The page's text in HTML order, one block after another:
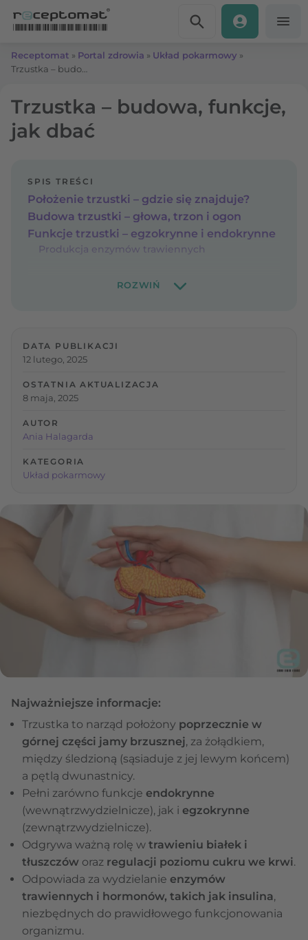
Receptomat » Portal zdrowia » Układ pokarmowy »
Trzustka – budowa, funkcje,
jak dbać
SPIS TREŚCI
Położenie trzustki – gdzie się znajduje?
Budowa trzustki – głowa, trzon i ogon
Funkcje trzustki – egzokrynne i endokrynne
Produkcja enzymów trawiennych
DATA PUBLIKACJI
12 lutego, 2025
OSTATNIA AKTUALIZACJA
8 maja, 2025
AUTOR
Ania Halagarda
KATEGORIA
Układ pokarmowy
Najważniejsze informacje:
Trzustka to narząd położony poprzecznie w
górnej części jamy brzusznej, za żołądkiem,
między śledzioną (sąsiaduje z jej lewym końcem)
a pętlą dwunastnicy.
Pełni zarówno funkcje endokrynne
(wewnątrzwydzielnicze), jak i egzokrynne
(zewnątrzwydzielnicze).
Odgrywa ważną rolę w trawieniu białek i
tłuszczów oraz regulacji poziomu cukru we krwi.
Odpowiada za wydzielanie enzymów
trawiennych i hormonów, takich jak insulina,
niezbędnych do prawidłowego funkcjonowania
organizmu.